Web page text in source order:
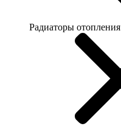
Радиаторы отопления